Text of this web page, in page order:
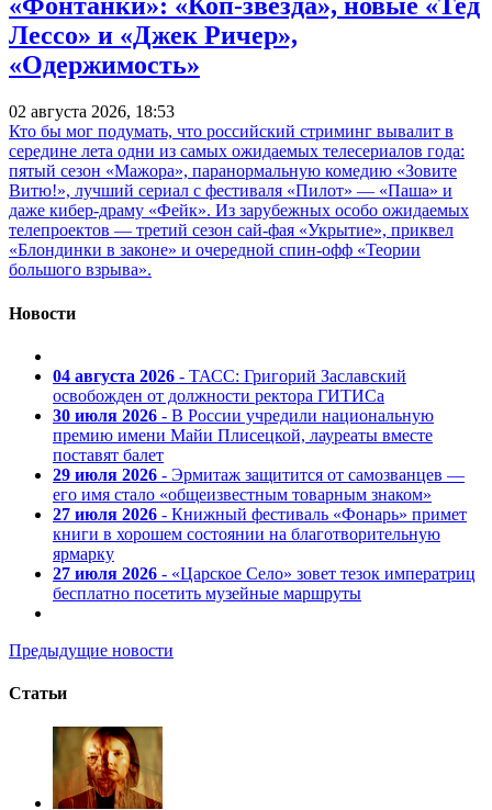
«Фонтанки»: «Коп-звезда», новые «Тед
Лессо» и «Джек Ричер»,
«Одержимость»
02 августа 2026, 18:53
Кто бы мог подумать, что российский стриминг вывалит в
середине лета одни из самых ожидаемых телесериалов года:
пятый сезон «Мажора», паранормальную комедию «Зовите
Витю!», лучший сериал с фестиваля «Пилот» — «Паша» и
даже кибер-драму «Фейк». Из зарубежных особо ожидаемых
телепроектов — третий сезон сай-фая «Укрытие», приквел
«Блондинки в законе» и очередной спин-офф «Теории
большого взрыва».
Новости
04 августа 2026 - ТАСС: Григорий Заславский
освобожден от должности ректора ГИТИСа
30 июля 2026 - В России учредили национальную
премию имени Майи Плисецкой, лауреаты вместе
поставят балет
29 июля 2026 - Эрмитаж защитится от самозванцев —
его имя стало «общеизвестным товарным знаком»
27 июля 2026 - Книжный фестиваль «Фонарь» примет
книги в хорошем состоянии на благотворительную
ярмарку
27 июля 2026 - «Царское Село» зовет тезок императриц
бесплатно посетить музейные маршруты
Предыдущие новости
Статьи